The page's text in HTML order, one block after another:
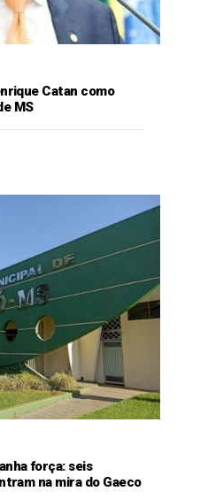
Catan como
MS
força: seis
na mira do Gaeco